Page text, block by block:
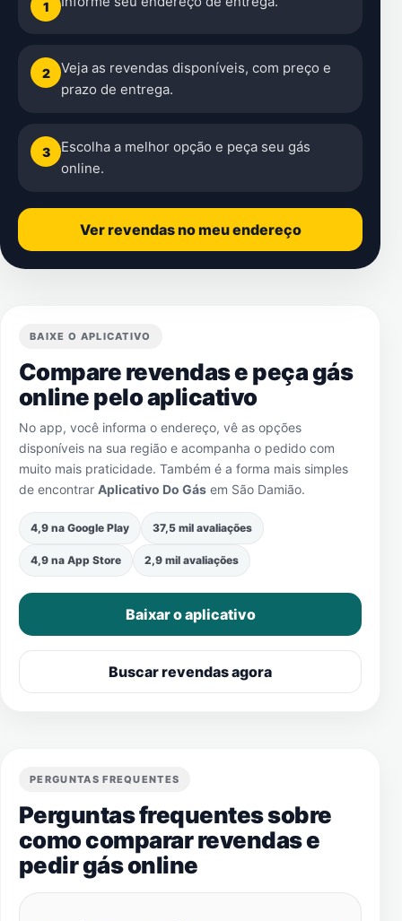
1
2
Veja as revendas disponíveis, com preço e
prazo de entrega.
3
Escolha a melhor opção e peça seu gás
online.
Ver revendas no meu endereço
BAIXE O APLICATIVO
Compare revendas e peça gás
online pelo aplicativo
No app, você informa o endereço, vê as opções
disponíveis na sua região e acompanha o pedido com
muito mais praticidade. Também é a forma mais simples
de encontrar Aplicativo Do Gás em São Damião.
4,9 na Google Play 37,5 mil avaliações
4,9 na App Store 2,9 mil avaliações
Baixar o aplicativo
Buscar revendas agora
PERGUNTAS FREQUENTES
Perguntas frequentes sobre
como comparar revendas e
pedir gás online